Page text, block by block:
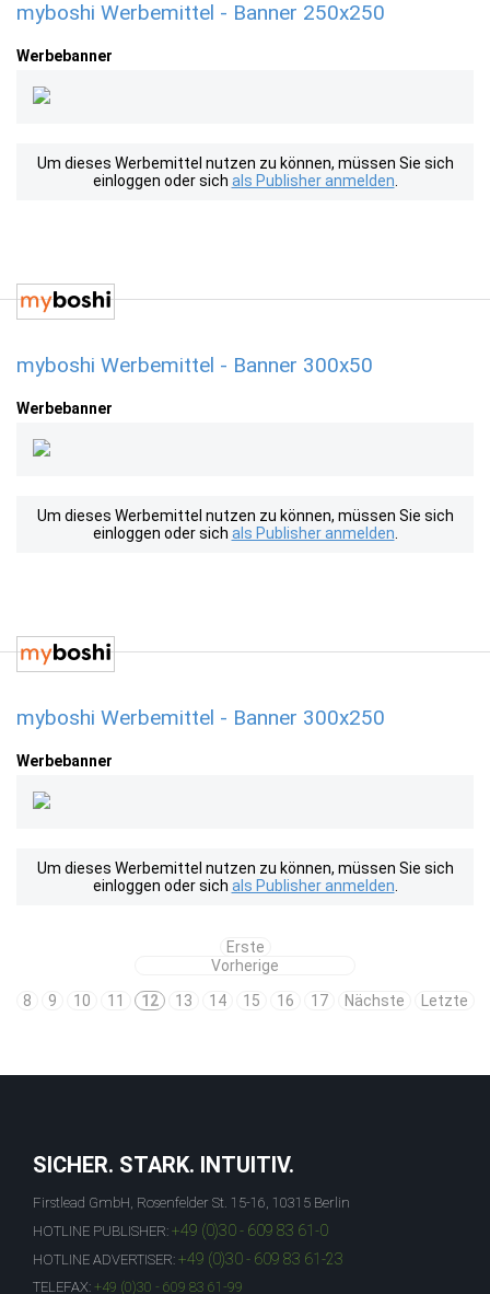
myboshi Werbemittel - Banner 250x250
Werbebanner
Um dieses Werbemittel nutzen zu können, müssen Sie sich
einloggen oder sich als Publisher anmelden
myboshi Werbemittel - Banner 300x50
Werbebanner
Um dieses Werbemittel nutzen zu können, müssen Sie sich
einloggen oder sich als Publisher anmelden
myboshi Werbemittel - Banner 300x250
Werbebanner
Um dieses Werbemittel nutzen zu können, müssen Sie sich
einloggen oder sich als Publisher anmelden
Erste
Vorherige
8
9 10 11 12 13 14 15 16 17 Nächste Letzte
SICHER. STARK. INTUITIV.
Firstlead GmbH, Rosenfelder St. 15-16, 10315 Berlin
HOTLINE PUBLISHER: +49 (0)30 - 609 83 61-0
HOTLINE ADVERTISER: +49 (0)30 - 609 83 61-23
TELEFAX: +49 (0)30 - 609 83 61-99